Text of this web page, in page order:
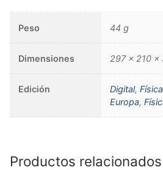
Peso 44 g
Dimensiones 297 × 210 ×
Edición Digital,
Europa,
Productos relacionados